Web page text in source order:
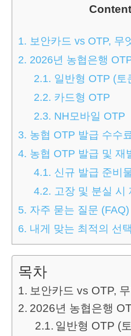
1. 보안카드 vs OTP, 무
2. 2026년 농협은행
2.1. 일반형 OTP (토
2.2. 카드형 OTP
2.3. NH모바일 OTP
3. 농협 OTP 발급 수수
4. 농협 OTP 발급 및 재
4.1. 신규 발급 준비
4.2. 고장 및 분실 시
5. 자주 묻는 질문 (FAQ)
6. 내게 맞는 최적의 선
목차
보안카드 vs OTP,
2026년 농협은행
일반형 OTP (